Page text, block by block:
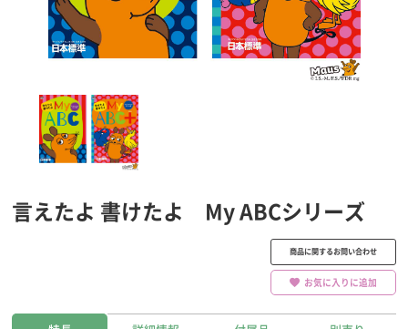
言えたよ 書けたよ My ABCシリーズ
商品に関するお問い合わせ
お気に入りに追加